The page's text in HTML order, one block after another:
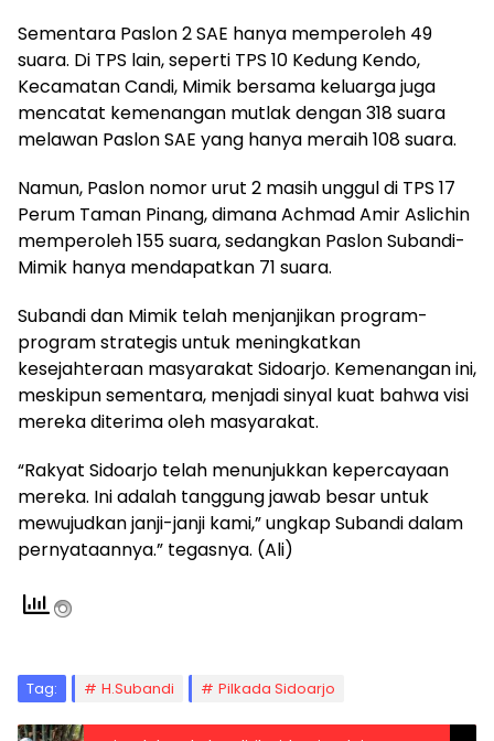
Sementara Paslon 2 SAE hanya memperoleh 49
suara. Di TPS lain, seperti TPS 10 Kedung Kendo,
Kecamatan Candi, Mimik bersama keluarga juga
mencatat kemenangan mutlak dengan 318 suara
melawan Paslon SAE yang hanya meraih 108 suara.
Namun, Paslon nomor urut 2 masih unggul di TPS 17
Perum Taman Pinang, dimana Achmad Amir Aslichin
memperoleh 155 suara, sedangkan Paslon Subandi-
Mimik hanya mendapatkan 71 suara.
Subandi dan Mimik telah menjanjikan program-
program strategis untuk meningkatkan
kesejahteraan masyarakat Sidoarjo. Kemenangan ini,
meskipun sementara, menjadi sinyal kuat bahwa visi
mereka diterima oleh masyarakat.
“Rakyat Sidoarjo telah menunjukkan kepercayaan
mereka. Ini adalah tanggung jawab besar untuk
mewujudkan janji-janji kami,” ungkap Subandi dalam
pernyataannya.” tegasnya. (Ali)
Tag: H.Subandi Pilkada Sidoarjo